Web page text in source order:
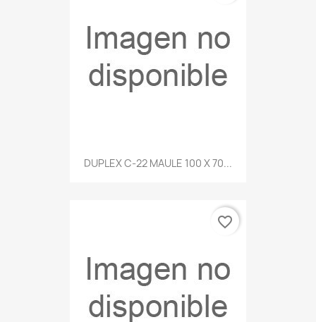
DUPLEX C-22 MAULE 100 X 70...
favorite_border